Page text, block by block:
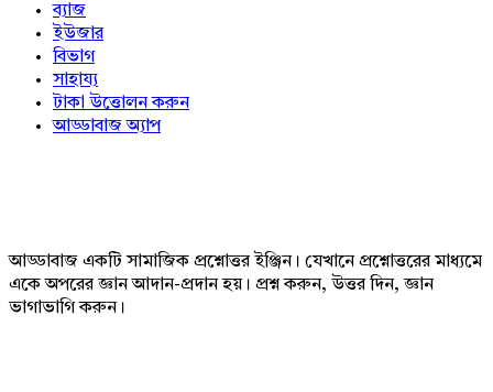
ব্যাজ
ইউজার
বিভাগ
সাহায্য
টাকা উত্তোলন করুন
আড্ডাবাজ অ্যাপ
আড্ডাবাজ একটি সামাজিক প্রশ্নোত্তর ইঞ্জিন। যেখানে প্রশ্নোত্তরের মাধ্যমে
একে অপরের জ্ঞান আদান-প্রদান হয়। প্রশ্ন করুন, উত্তর দিন, জ্ঞান
ভাগাভাগি করুন।